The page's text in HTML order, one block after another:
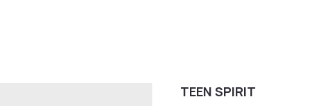
TEEN SPIRIT